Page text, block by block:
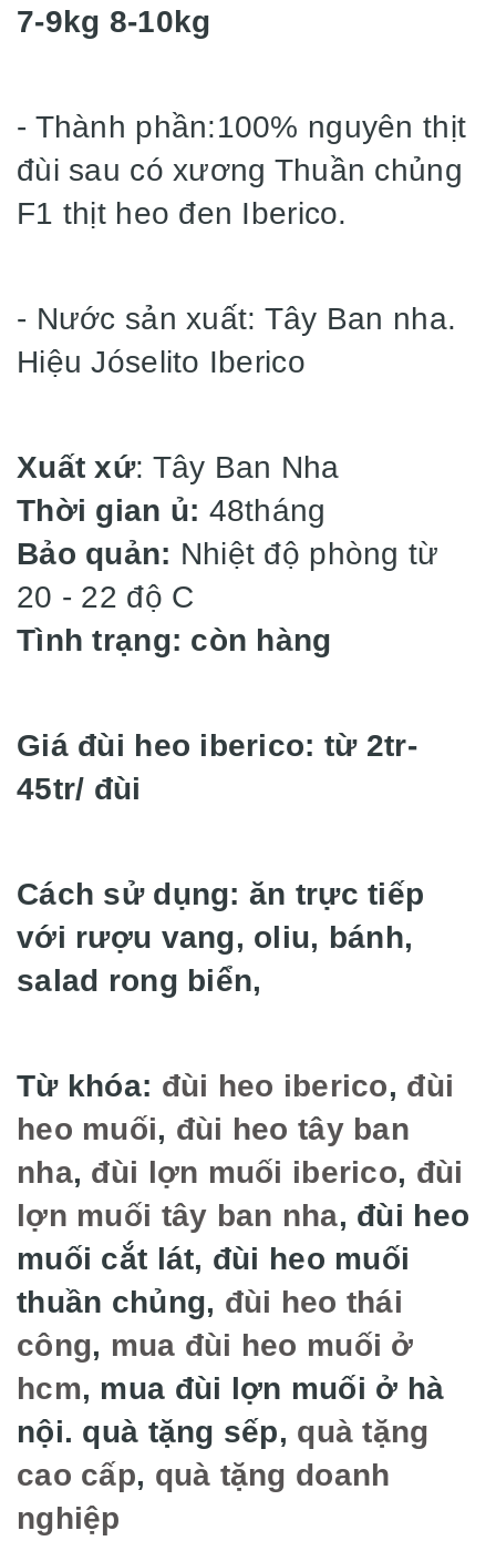
7-9kg 8-10kg
- Thành phần:100% nguyên thịt
đùi sau có xương Thuần chủng
F1 thịt heo đen Iberico.
- Nước sản xuất: Tây Ban nha.
Hiệu Jóselito Iberico
Xuất xứ: Tây Ban Nha
Thời gian ủ: 48tháng
Bảo quản: Nhiệt độ phòng từ
20 - 22 độ C
Tình trạng: còn hàng
Giá đùi heo iberico: từ 2tr-
45tr/ đùi
Cách sử dụng: ăn trực tiếp
với rượu vang, oliu, bánh,
salad rong biển,
Từ khóa: đùi heo iberico, đùi
heo muối, đùi heo tây ban
nha, đùi lợn muối iberico, đùi
lợn muối tây ban nha, đùi heo
muối cắt lát, đùi heo muối
thuần chủng, đùi heo thái
công, mua đùi heo muối ở
hcm, mua đùi lợn muối ở hà
nội. quà tặng sếp, quà tặng
cao cấp, quà tặng doanh
nghiệp